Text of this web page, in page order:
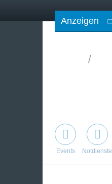
Anzeigen
/
Events Notdienste